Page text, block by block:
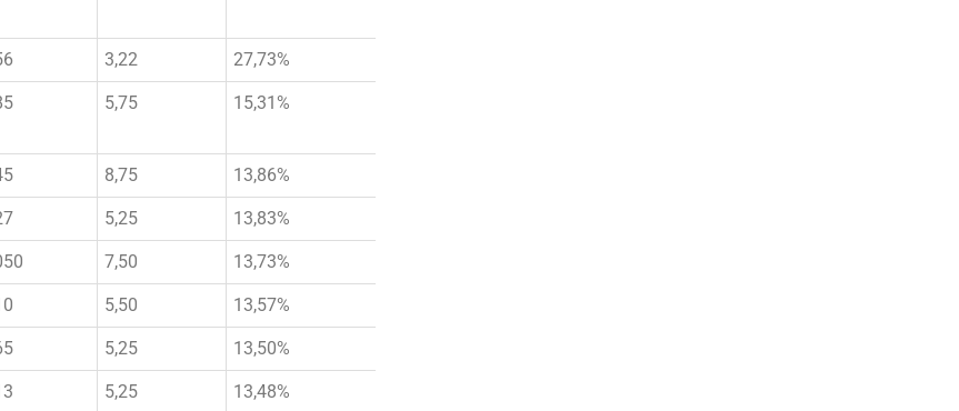
3,22 27,73%
5,75 15,31%
8,75 13,86%
5,25 13,83%
7,50 13,73%
5,50 13,57%
5,25 13,50%
5,25 13,48%